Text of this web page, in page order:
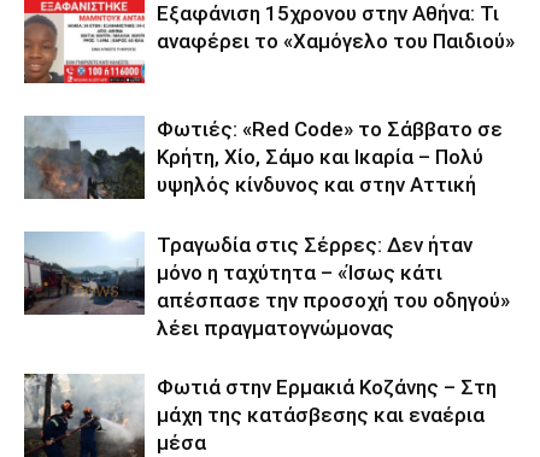
Εξαφάνιση 15χρονου στην Αθήνα: Τι
αναφέρει το «Χαμόγελο του Παιδιού»
Φωτιές: «Red Code» το Σάββατο σε
Κρήτη, Χίο, Σάμο και Ικαρία – Πολύ
υψηλός κίνδυνος και στην Αττική
Τραγωδία στις Σέρρες: Δεν ήταν
μόνο η ταχύτητα – «Ίσως κάτι
απέσπασε την προσοχή του οδηγού»
λέει πραγματογνώμονας
Φωτιά στην Ερμακιά Κοζάνης – Στη
μάχη της κατάσβεσης και εναέρια
μέσα